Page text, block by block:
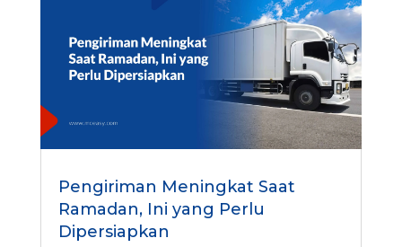
Pengiriman Meningkat Saat
Ramadan, Ini yang Perlu
Dipersiapkan